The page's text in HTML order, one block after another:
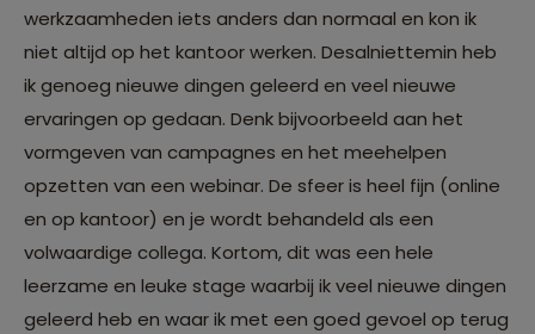
werkzaamheden iets anders dan normaal en kon ik
niet altijd op het kantoor werken. Desalniettemin heb
ik genoeg nieuwe dingen geleerd en veel nieuwe
ervaringen op gedaan. Denk bijvoorbeeld aan het
vormgeven van campagnes en het meehelpen
opzetten van een webinar. De sfeer is heel fijn (online
en op kantoor) en je wordt behandeld als een
volwaardige collega. Kortom, dit was een hele
leerzame en leuke stage waarbij ik veel nieuwe dingen
geleerd heb en waar ik met een goed gevoel op terug